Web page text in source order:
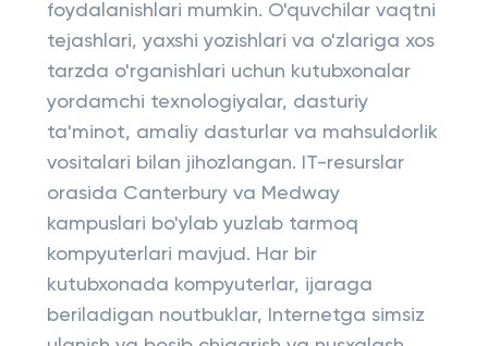
foydalanishlari mumkin. O'quvchilar vaqtni
tejashlari, yaxshi yozishlari va o'zlariga xos
tarzda o'rganishlari uchun kutubxonalar
yordamchi texnologiyalar, dasturiy
ta'minot, amaliy dasturlar va mahsuldorlik
vositalari bilan jihozlangan. IT-resurslar
orasida Canterbury va Medway
kampuslari bo'ylab yuzlab tarmoq
kompyuterlari mavjud. Har bir
kutubxonada kompyuterlar, ijaraga
beriladigan noutbuklar, Internetga simsiz